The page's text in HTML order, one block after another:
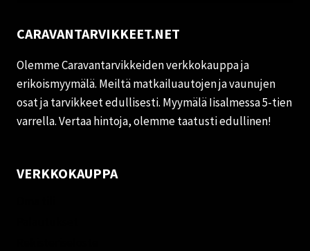
CARAVANTARVIKKEET.NET
Olemme Caravantarvikkeiden verkkokauppa ja
erikoismyymälä. Meiltä matkailuautojen ja vaunujen
osat ja tarvikkeet edullisesti. Myymälä Iisalmessa 5-tien
varrella. Vertaa hintoja, olemme taatusti edullinen!
VERKKOKAUPPA